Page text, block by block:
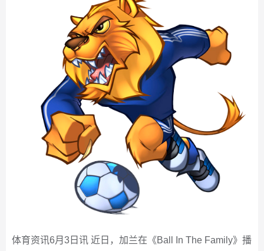
体育资讯6月3日讯 近日，加兰在《Ball In The Family》播